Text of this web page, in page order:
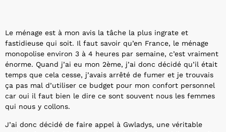
Le ménage est à mon avis la tâche la plus ingrate et
fastidieuse qui soit. Il faut savoir qu’en France, le ménage
monopolise environ 3 à 4 heures par semaine, c’est vraiment
énorme. Quand j’ai eu mon 2ème, j’ai donc décidé qu’il était
temps que cela cesse, j’avais arrêté de fumer et je trouvais
ça pas mal d’utiliser ce budget pour mon confort personnel
car oui il faut bien le dire ce sont souvent nous les femmes
qui nous y collons.
J’ai donc décidé de faire appel à Gwladys, une véritable